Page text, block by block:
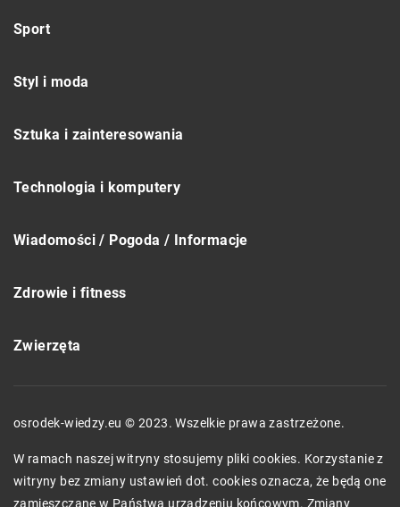
Sport
Styl i moda
Sztuka i zainteresowania
Technologia i komputery
Wiadomości / Pogoda / Informacje
Zdrowie i fitness
Zwierzęta
osrodek-wiedzy.eu © 2023. Wszelkie prawa zastrzeżone.
W ramach naszej witryny stosujemy pliki cookies. Korzystanie z
witryny bez zmiany ustawień dot. cookies oznacza, że będą one
zamieszczane w Państwa urządzeniu końcowym. Zmiany